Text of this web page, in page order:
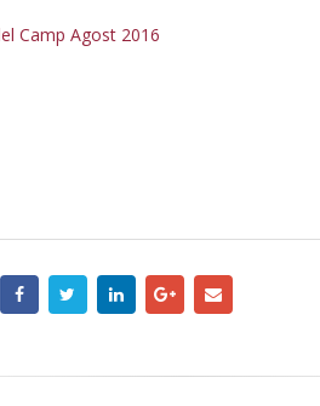
Camp Agost 2016